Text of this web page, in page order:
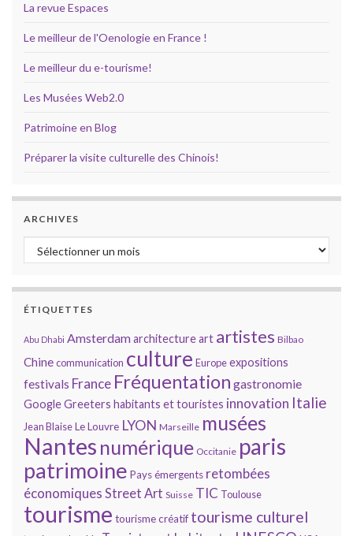
La revue Espaces
Le meilleur de l'Oenologie en France !
Le meilleur du e-tourisme!
Les Musées Web2.0
Patrimoine en Blog
Préparer la visite culturelle des Chinois!
ARCHIVES
Archives
ÉTIQUETTES
Abu Dhabi Amsterdamarchitectureart artistes Bilbao
Chinecommunication culture Europeexpositions
festivals France Fréquentation gastronomie
GoogleGreeters habitants et touristes innovation Italie
Jean BlaiseLe Louvre LYON Marseille musées
Nantes numérique Occitanie paris
patrimoine Pays émergents retombées
économiques Street Art Suisse TIC Toulouse
tourisme tourisme créatif tourisme culturel